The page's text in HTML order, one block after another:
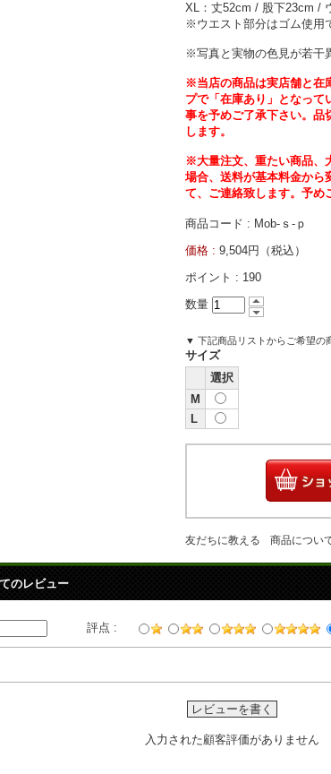
XL：丈52cm / 股下23cm /
※ウエスト部分はゴム使用
※写真と実物の色見が若干
※当店の商品は実店舗と在
プで「在庫あり」となって
事を予めご了承下さい。品
します。
※大量注文、重たい商品、
場合、送料が基本料金から
て、ご連絡致します。予め
商品コード : Mob-ｓ-ｐ
価格 : 9,504円（税込）
ポイント : 190
数量
▼ 下記商品リストからご希望の
サイズ
選択
M
L
友だちに教える 商品につい
のレビュー
評点 :
レビューを書く
入力された顧客評価がありません